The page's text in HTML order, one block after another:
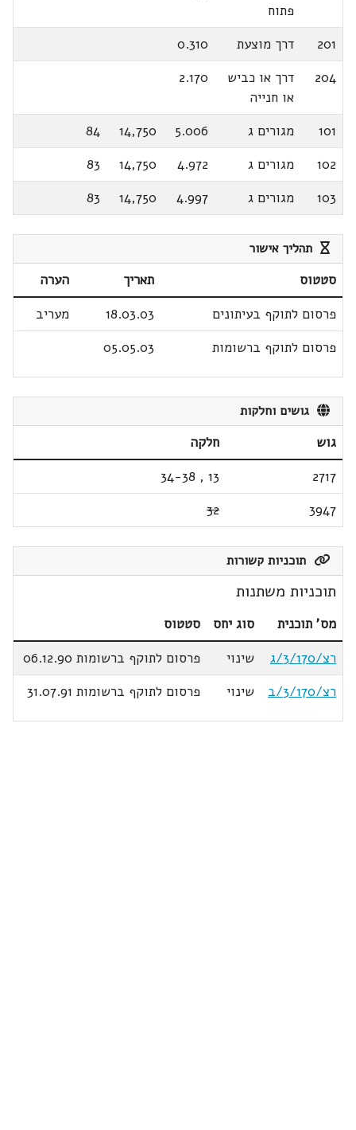
פתוח
201 דרך מוצעת
0.310
204
דרך או כביש
או חנייה
2.170
101 מגורים ג 5.006
14,750
84
102
מגורים ג 4.972
14,750
83
103
מגורים ג 4.997
14,750
83
תהליך אישור
סטטוס תאריך
הערה
פרסום לתוקף בעיתונים
18.03.03
מעריב
פרסום לתוקף ברשומות
05.05.03
גושים וחלקות
גוש
חלקה
2717
13
,
34-38
3947
32
תוכניות קשורות
תוכניות משתנות
מס' תוכנית סוג יחס
סטטוס
רצ/3/170/ג
שינוי
פרסום לתוקף ברשומות 06.12.90
רצ/3/170/ב
שינוי פרסום לתוקף ברשומות 31.07.91